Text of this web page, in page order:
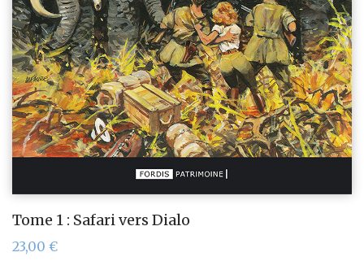
Tome 1 : Safari vers Dialo
23,00 €